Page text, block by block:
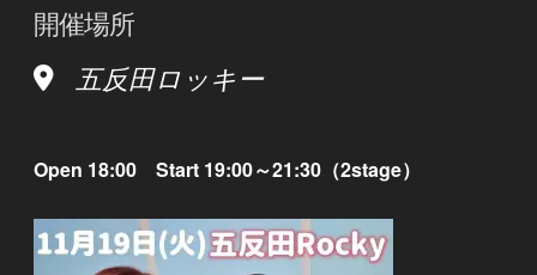
開催場所
五反田ロッキー
Open 18:00 Start 19:00～21:30（2stage）